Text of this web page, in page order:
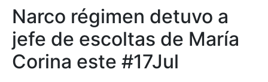
Narco régimen detuvo a
jefe de escoltas de María
Corina este #17Jul